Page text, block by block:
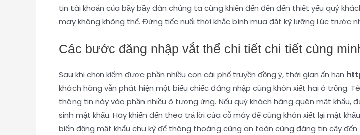
tin tài khoản của bầy bầy đàn chúng ta cùng khiến đến đến đến thiết yếu quý
may không không thể. Đừng tiếc nuối thời khắc bình mua đặt kỹ lưỡng Lúc trước
Các bước đăng nhập vắt thể chi tiết chi tiết cùng
Sau khi chọn kiếm được phần nhiều con cái phố truyền đồng ý, thời gian ấn hạn
khách hàng vẫn phát hiện một biểu chiếc đăng nhập cùng khôn xiết hai ô trống:
thông tin này vào phần nhiều ô tương ứng. Nếu quý khách hàng quên mật
sinh mật khẩu. Hãy khiến đến theo trả lời của cỗ máy để cùng khôn xiết lại mật
biến động mật khẩu chu kỳ để thông thoáng cùng an toàn cùng đáng tin cậy